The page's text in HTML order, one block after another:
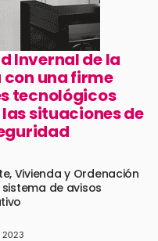
Invernal de la
una firme
tecnológicos
situaciones de
Vivienda y Ordenación
de avisos